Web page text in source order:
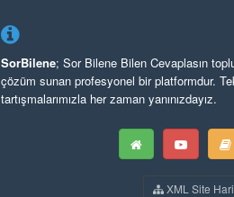
SorBilene; Sor Bilene Bilen Cevaplasın
çözüm sunan profesyonel bir platformdur.
tartışmalarımızla her zaman yanınızdayız.
XML Site